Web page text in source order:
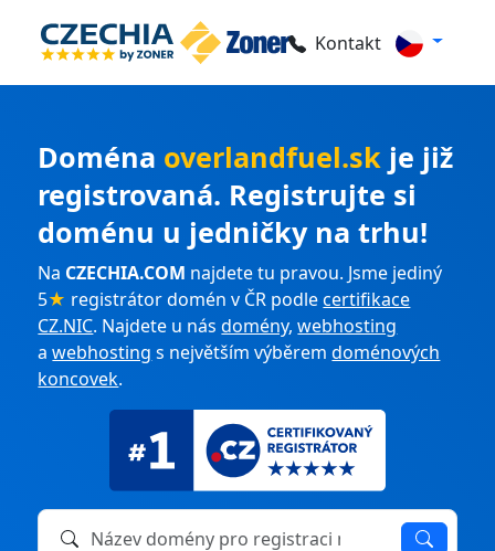
Kontakt
Doména overlandfuel.sk je již
registrovaná. Registrujte si
doménu u jedničky na trhu!
Na CZECHIA.COM najdete tu pravou. Jsme jediný
5★ registrátor domén v ČR podlecertifikace
CZ.NIC. Najdete u násdomény,webhosting
awebhosting s největším výběremdoménových
koncovek.
Název domény k registraci nebo převodu